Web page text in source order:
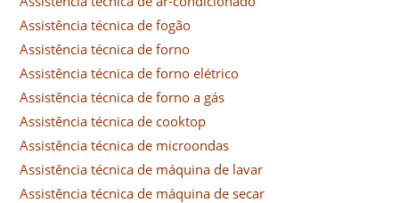
Assistência técnica de fogão
Assistência técnica de forno
Assistência técnica de forno elétrico
Assistência técnica de forno a gás
Assistência técnica de cooktop
Assistência técnica de microondas
Assistência técnica de máquina de lavar
Assistência técnica de máquina de secar